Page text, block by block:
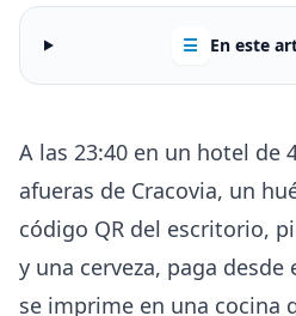
☰ En este
A las 23:40 en un hotel de
afueras de Cracovia, un
código QR del escritorio,
y una cerveza, paga
se imprime en una cocina